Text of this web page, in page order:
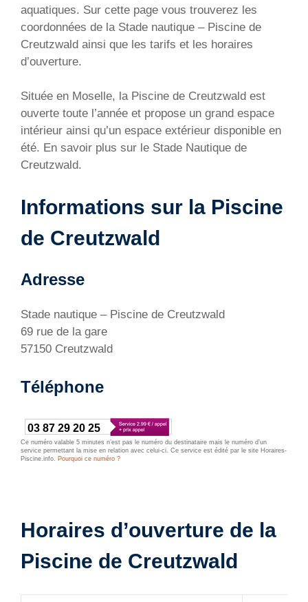
aquatiques. Sur cette page vous trouverez les
coordonnées de la Stade nautique – Piscine de
Creutzwald ainsi que les tarifs et les horaires
d’ouverture.
Située en Moselle, la Piscine de Creutzwald est
ouverte toute l’année et propose un grand espace
intérieur ainsi qu’un espace extérieur disponible en
été. En savoir plus sur le Stade Nautique de
Creutzwald.
Informations sur la Piscine
de Creutzwald
Adresse
Stade nautique – Piscine de Creutzwald
69 rue de la gare
57150 Creutzwald
Téléphone
03 87 29 20 25
Ce numéro valable 5 minutes n’est pas le numéro du destinataire mais le numéro d’un
service permettant la mise en relation avec celui-ci. Ce service est édité par le site Horaires-
Piscine.info. Pourquoi ce numéro ?
Horaires d’ouverture de la
Piscine de Creutzwald